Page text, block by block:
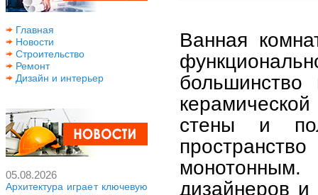
Главная
Новости
Строительство
Ремонт
Дизайн и интерьер
05.08.2026
Архитектура играет ключевую
Ванная
стены и
дизайнеров